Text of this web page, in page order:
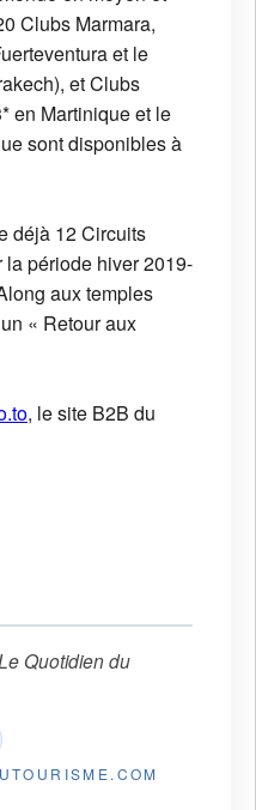
Clubs Marmara,
et le
et Clubs
en Martinique et le
sont disponibles à
déjà 12 Circuits
période hiver 2019-
aux temples
« Retour aux
, le site B2B du
Quotidien du